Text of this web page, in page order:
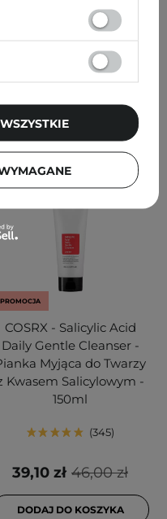
79
79,90 zł
PROMOCJA
COSRX - Salicylic Acid
Daily Gentle Cleanser -
Myjąca do Twarzy
Kwasem Salicylowym -
150ml
345
46,00 zł
39,10 zł
DODAJ DO KOSZYKA